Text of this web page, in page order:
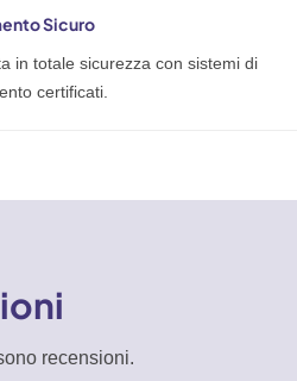
Sicuro
in totale sicurezza con sistemi di
certificati.
recensioni.